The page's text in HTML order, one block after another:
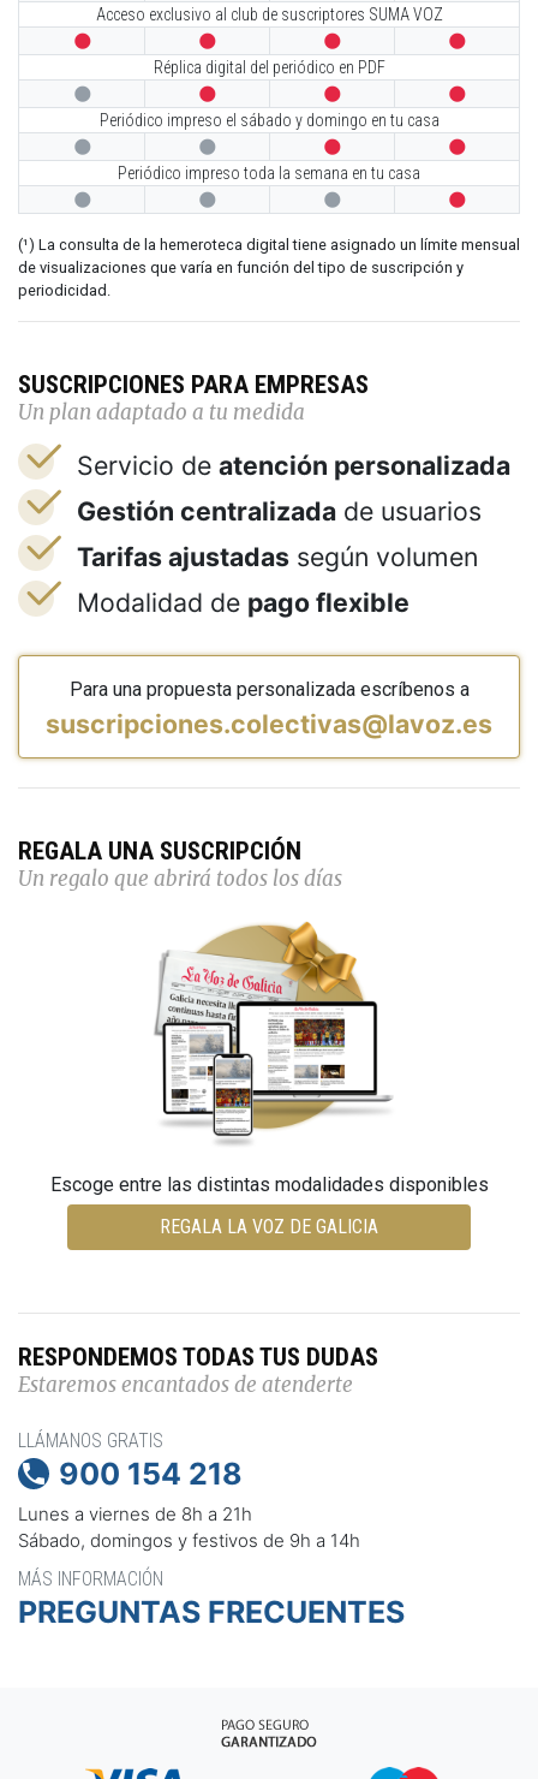
Acceso exclusivo al club de suscriptores SUMA VOZ
   
Réplica digital del periódico en PDF
   
Periódico impreso el sábado y domingo en tu casa
   
Periódico impreso toda la semana en tu casa
   
(¹) La consulta de la hemeroteca digital tiene asignado un límite mensual
de visualizaciones que varía en función del tipo de suscripción y
periodicidad.
SUSCRIPCIONES PARA EMPRESAS
Un plan adaptado a tu medida
Servicio de atención personalizada
Gestión centralizada de usuarios
Tarifas ajustadas según volumen
Modalidad de pago flexible
Para una propuesta personalizada escríbenos a
suscripciones.colectivas@lavoz.es
REGALA UNA SUSCRIPCIÓN
Un regalo que abrirá todos los días
Escoge entre las distintas modalidades disponibles
REGALA LA VOZ DE GALICIA
RESPONDEMOS TODAS TUS DUDAS
Estaremos encantados de atenderte
LLÁMANOS GRATIS
 900 154 218
Lunes a viernes de 8h a 21h
Sábado, domingos y festivos de 9h a 14h
MÁS INFORMACIÓN
PREGUNTAS FRECUENTES